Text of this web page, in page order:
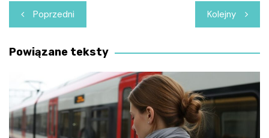
Nawigacja
wpisu
Poprzedni Kolejny
Powiązane teksty